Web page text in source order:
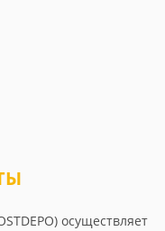
осуществляет